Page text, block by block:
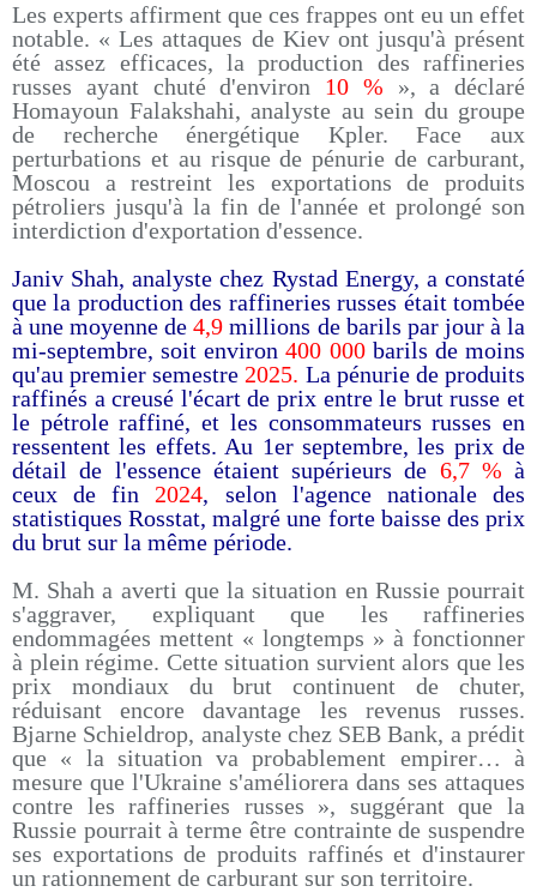
Les experts affirment que ces frappes ont eu un effet
notable. « Les attaques de Kiev ont jusqu'à présent
été assez efficaces, la production des raffineries
russes ayant chuté d'environ 10 % », a déclaré
Homayoun Falakshahi, analyste au sein du groupe
de recherche énergétique Kpler. Face aux
perturbations et au risque de pénurie de carburant,
Moscou a restreint les exportations de produits
pétroliers jusqu'à la fin de l'année et prolongé son
interdiction d'exportation d'essence.
Janiv Shah, analyste chez Rystad Energy, a constaté
que la production des raffineries russes était tombée
à une moyenne de4,9 millions de barils par jour à la
mi-septembre, soit environ400 000barils de moins
qu'au premier semestre 2025. La pénurie de produits
raffinés a creusé l'écart de prix entre le brut russe et
le pétrole raffiné, et les consommateurs russes en
ressentent les effets. Au 1er septembre, les prix de
détail de l'essence étaient supérieurs de 6,7 % à
ceux de fin 2024, selon l'agence nationale des
statistiques Rosstat, malgré une forte baisse des prix
du brut sur la même période.
M. Shah a averti que la situation en Russie pourrait
s'aggraver, expliquant que les raffineries
endommagées mettent « longtemps » à fonctionner
à plein régime. Cette situation survient alors que les
prix mondiaux du brut continuent de chuter,
réduisant encore davantage les revenus russes.
Bjarne Schieldrop, analyste chez SEB Bank, a prédit
que « la situation va probablement empirer… à
mesure que l'Ukraine s'améliorera dans ses attaques
contre les raffineries russes », suggérant que la
Russie pourrait à terme être contrainte de suspendre
ses exportations de produits raffinés et d'instaurer
un rationnement de carburant sur son territoire.